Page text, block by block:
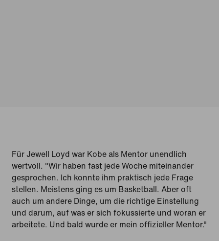
Für Jewell Loyd war Kobe als Mentor unendlich
wertvoll. "Wir haben fast jede Woche miteinander
gesprochen. Ich konnte ihm praktisch jede Frage
stellen. Meistens ging es um Basketball. Aber oft
auch um andere Dinge, um die richtige Einstellung
und darum, auf was er sich fokussierte und woran er
arbeitete. Und bald wurde er mein offizieller Mentor."